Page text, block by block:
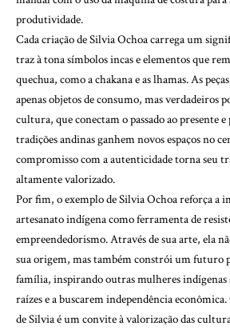
produtividade.
Cada criação de Silvia Ochoa carrega um
traz à tona símbolos incas e elementos que
quechua, como a chakana e as lhamas. As
apenas objetos de consumo, mas verdadeiros
cultura, que conectam o passado ao presente
tradições andinas ganhem novos espaços no
compromisso com a autenticidade torna seu
altamente valorizado.
Por fim, o exemplo de Silvia Ochoa reforça a
artesanato indígena como ferramenta de
empreendedorismo. Através de sua arte, ela
sua origem, mas também constrói um futuro
família, inspirando outras mulheres indígenas
raízes e a buscarem independência
de Silvia é um convite à valorização das